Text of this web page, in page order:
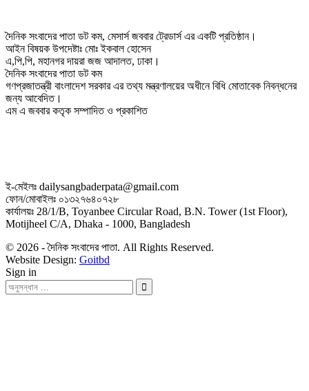
দৈনিক সংবাদের পাতা ডট কম, মেসার্স জববার ট্রেডার্স এর একটি প্রতিষ্ঠান।
আইন বিষয়ক উপদেষ্টাঃ মোঃ ইকবাল হোসেন
এ,পি,পি, মহানগর দায়রা জজ আদালত, ঢাকা।
দৈনিক সংবাদের পাতা ডট কম
গণপ্রজাতন্ত্রী বাংলাদেশ সরকার এর তথ্য মন্ত্রণালয়ের অধীনে বিধি মোতাবেক নিবন্ধনের
জন্য আবেদিত।
এম এ জববার কতৃক সম্পাদিত ও প্রকাশিত
ই-মেইলঃ dailysangbaderpata@gmail.com
ফোন/মোবাইলঃ ০১৩২৭৬৪০৭২৮
কার্যালয়ঃ 28/1/B, Toyanbee Circular Road, B.N. Tower (1st Floor),
Motijheel C/A, Dhaka - 1000, Bangladesh
© 2026 - দৈনিক সংবাদের পাতা. All Rights Reserved.
Website Design: Goitbd
Sign in